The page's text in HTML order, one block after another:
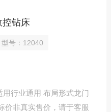
控钻床
型号：12040
行业通用 布局形式龙门
价非真实售价，请于客服